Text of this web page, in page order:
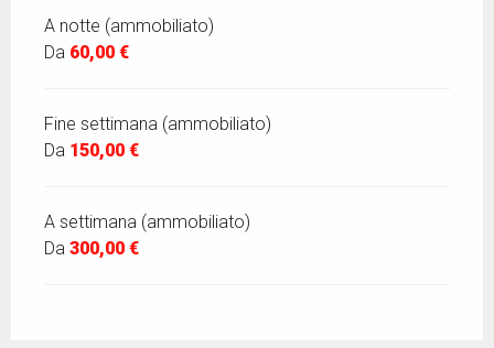
A notte (ammobiliato)
Da 60,00 €
Fine settimana (ammobiliato)
Da 150,00 €
A settimana (ammobiliato)
Da 300,00 €